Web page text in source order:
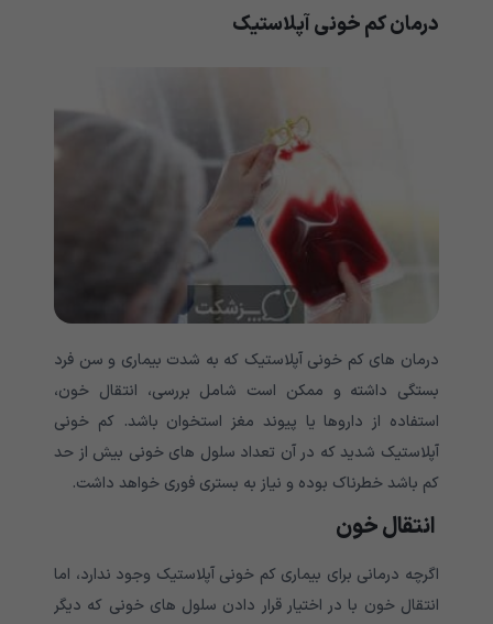
درمان کم خونی آپلاستیک
درمان های کم خونی آپلاستیک که به شدت بیماری و سن فرد
بستگی داشته و ممکن است شامل بررسی، انتقال خون،
استفاده از داروها یا پیوند مغز استخوان باشد. کم خونی
آپلاستیک شدید که در آن تعداد سلول های خونی بیش از حد
کم باشد خطرناک بوده و نیاز به بستری فوری خواهد داشت.
انتقال خون
اگرچه درمانی برای بیماری کم خونی آپلاستیک وجود ندارد، اما
انتقال خون با در اختیار قرار دادن سلول های خونی که دیگر